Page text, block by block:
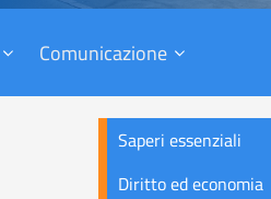
Comunicazione
Saperi essenziali
Diritto ed economia